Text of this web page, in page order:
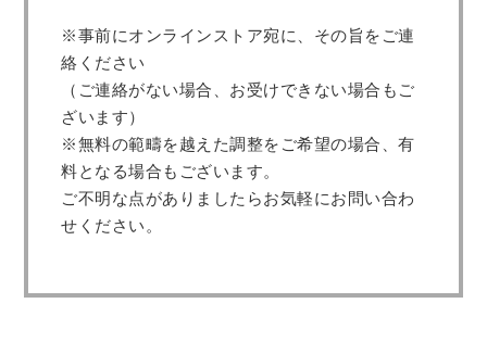
※事前にオンラインストア宛に、その旨をご連
絡ください
（ご連絡がない場合、お受けできない場合もご
ざいます）
※無料の範疇を越えた調整をご希望の場合、有
料となる場合もございます。
ご不明な点がありましたらお気軽にお問い合わ
せください。